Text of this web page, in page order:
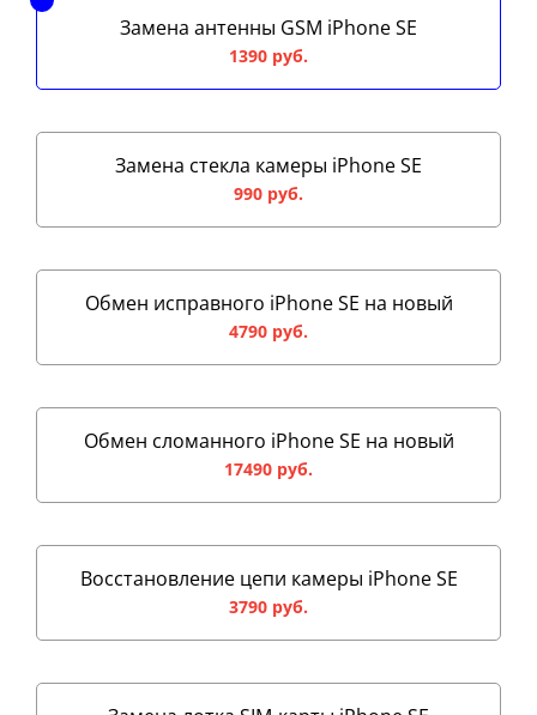
Замена антенны GSM iPhone SE
1390 руб.
Замена стекла камеры iPhone SE
990 руб.
Обмен исправного iPhone SE на новый
4790 руб.
Обмен сломанного iPhone SE на новый
17490 руб.
Восстановление цепи камеры iPhone SE
3790 руб.